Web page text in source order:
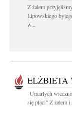
Z żalem
Lipowskiego
w...
ELŻBIETA
"Umarłych
się płaci" Z żalem